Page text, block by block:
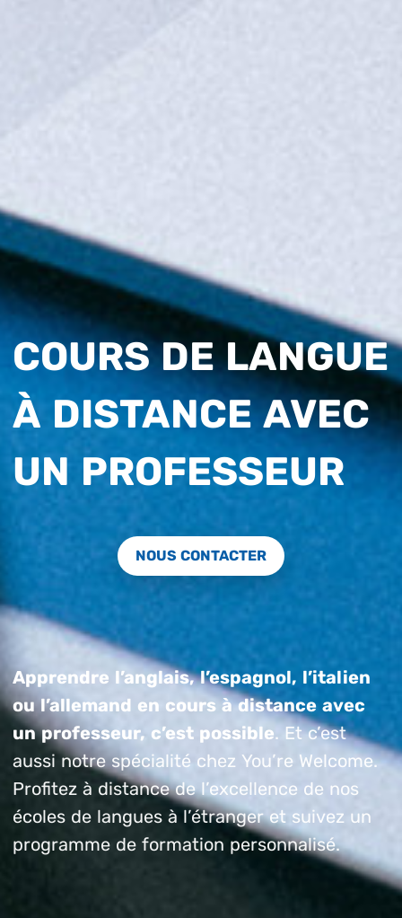
COURS DE LANGUE
À DISTANCE AVEC
UN PROFESSEUR
NOUS CONTACTER
Apprendre l’anglais, l’espagnol, l’italien
ou l’allemand en cours à distance avec
un professeur, c’est possible. Et c’est
aussi notre spécialité chez You’re Welcome.
Profitez à distance de l’excellence de nos
écoles de langues à l’étranger et suivez un
programme de formation personnalisé.